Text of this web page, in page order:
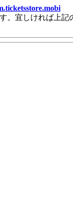
。宜しければ上